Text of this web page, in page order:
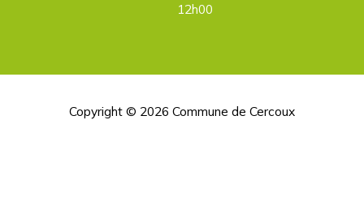
12h00
Copyright © 2026 Commune de Cercoux